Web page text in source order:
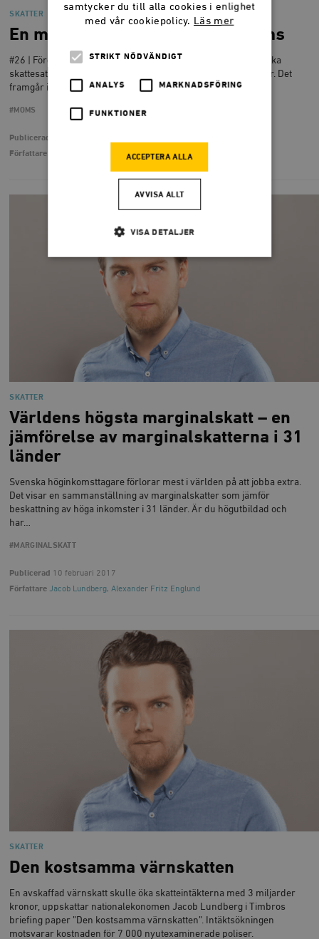
SKATTER
En miljard för differentierad moms
#26 | Företagens administrationskostnad för att hantera de olika
skattesatserna för moms uppgår till en miljard kronor varje år. Det
framgår i en ny rapport av Max Sjöberg.
#MOMS
Publicerad
Författare
SKATTER
Världens högsta marginalskatt – en
jämförelse av marginalskatterna i 31
länder
Svenska höginkomsttagare förlorar mest i världen på att jobba extra.
Det visar en sammanställning av marginalskatter som jämför
beskattning av höga inkomster i 31 länder. Är du högutbildad och
har…
#MARGINALSKATT
Publicerad 10 februari 2017
Författare Jacob Lundberg,Alexander Fritz Englund
SKATTER
Den kostsamma värnskatten
En avskaffad värnskatt skulle öka skatteintäkterna med 3 miljarder
kronor, uppskattar nationalekonomen Jacob Lundberg i Timbros
briefing paper ”Den kostsamma värnskatten”. Intäktsökningen
motsvarar kostnaden för 7 000 nyutexaminerade poliser.
samtycker du till alla cookies i enlighet
med vår cookiepolicy. Läs mer
STRIKT NÖDVÄNDIGT
ANALYS MARKNADSFÖRING
FUNKTIONER
ACCEPTERA ALLA
AVVISA ALLT
VISA DETALJER
Strikt nödvändigt
Marknadsföring Funktioner
Strikt nödvändiga kakor tillåter
kärnwebbplatsfunktioner som användarinloggning
och kontohantering. Webbplatsen kan inte användas
ordentligt utan strikt nödvändiga cookies.
woocommerce_cart_hash
Automattic
timbro.se
_hjFirstSeen
Hotjar Ltd
.timbro.se
woocommerce_items_in_cart
Automattic
wp_woocommerce_session_[abcdef0123456789]
.timbro.se